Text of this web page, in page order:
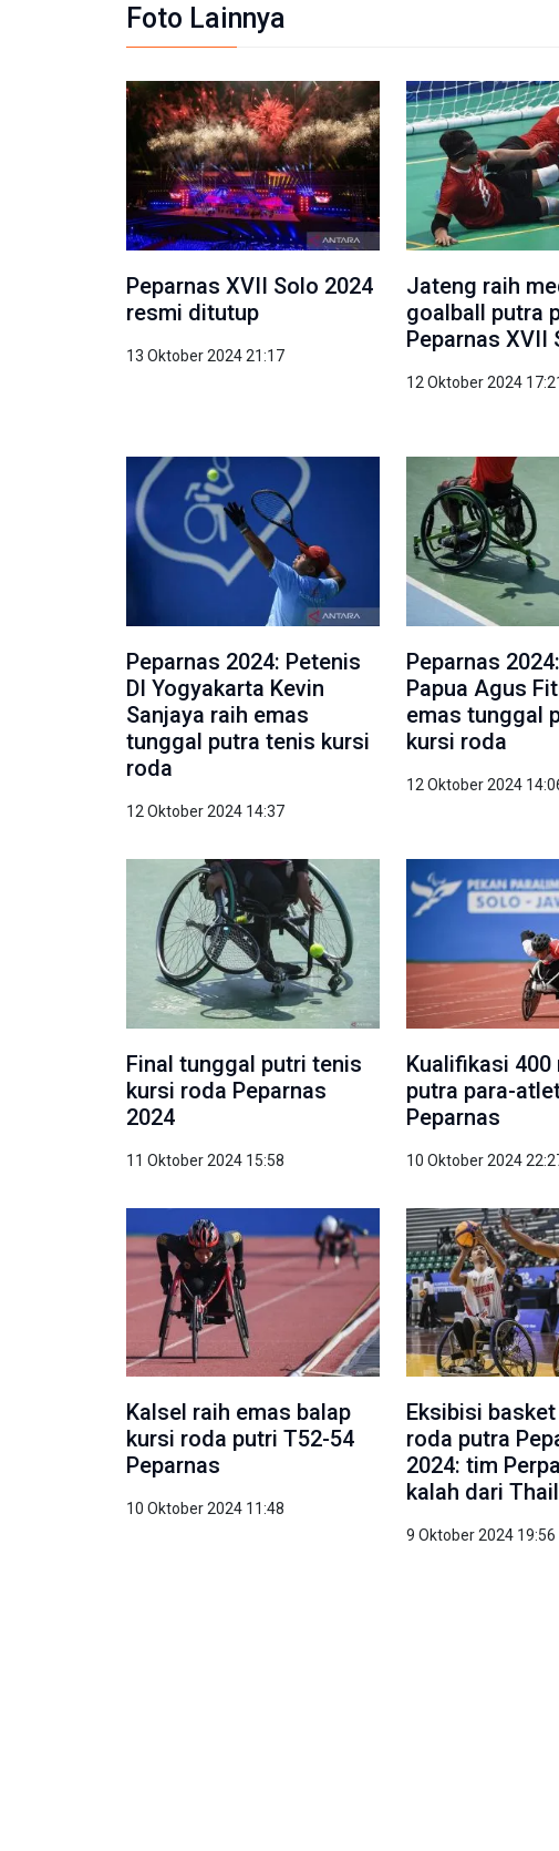
Foto Lainnya
Peparnas XVII Solo 2024
resmi ditutup
13 Oktober 2024 21:17
Jateng raih
goalball putra
Peparnas XVII
12 Oktober 2024
Peparnas 2024: Petenis
DI Yogyakarta Kevin
Sanjaya raih emas
tunggal putra tenis kursi
roda
12 Oktober 2024 14:37
Peparnas
Papua Agus
emas tunggal
kursi roda
12 Oktober 2024
Final tunggal putri tenis
kursi roda Peparnas
2024
11 Oktober 2024 15:58
Kualifikasi 400
putra para-
Peparnas
10 Oktober 2024
Kalsel raih emas balap
kursi roda putri T52-54
Peparnas
10 Oktober 2024 11:48
Eksibisi
roda putra
2024: tim
kalah dari
9 Oktober 2024 19:56